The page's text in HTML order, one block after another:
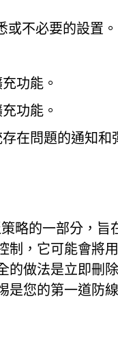
或不必要的設置。
功能。
功能。
在問題的通知和
略的一部分，旨
制，它可能會將
的做法是立即刪
是您的第一道防線